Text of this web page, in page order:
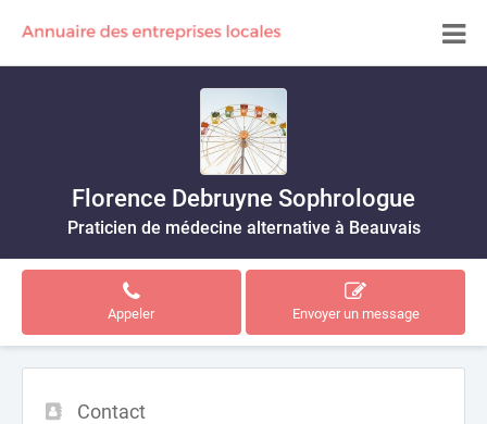
Florence Debruyne Sophrologue
Praticien de médecine alternative à Beauvais
Appeler Envoyer un message
Contact